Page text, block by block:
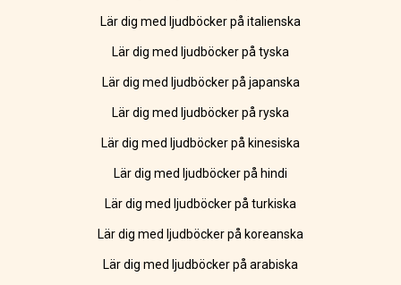
Lär dig med ljudböcker på italienska
Lär dig med ljudböcker på tyska
Lär dig med ljudböcker på japanska
Lär dig med ljudböcker på ryska
Lär dig med ljudböcker på kinesiska
Lär dig med ljudböcker på hindi
Lär dig med ljudböcker på turkiska
Lär dig med ljudböcker på koreanska
Lär dig med ljudböcker på arabiska